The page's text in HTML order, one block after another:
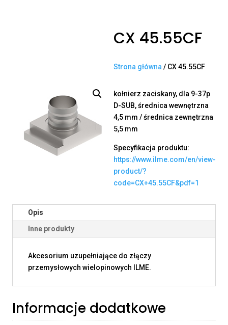
CX 45.55CF
Strona główna / CX 45.55CF
kołnierz zaciskany, dla 9-37p
D-SUB, średnica wewnętrzna
4,5 mm / średnica zewnętrzna
5,5 mm
Specyfikacja produktu:
https://www.ilme.com/en/view-
product/?
code=CX+45.55CF&pdf=1
Opis
Inne produkty
Akcesorium uzupełniające do złączy
przemysłowych wielopinowych ILME.
Informacje dodatkowe